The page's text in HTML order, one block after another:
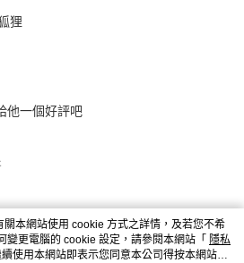
狸
他一個好評吧
本網站使用 cookie 方式之詳情，及若您不希
變更電腦的 cookie 設定，請參閱本網站「 隱私
使用本網站即表示您同意本公司得按本網站使